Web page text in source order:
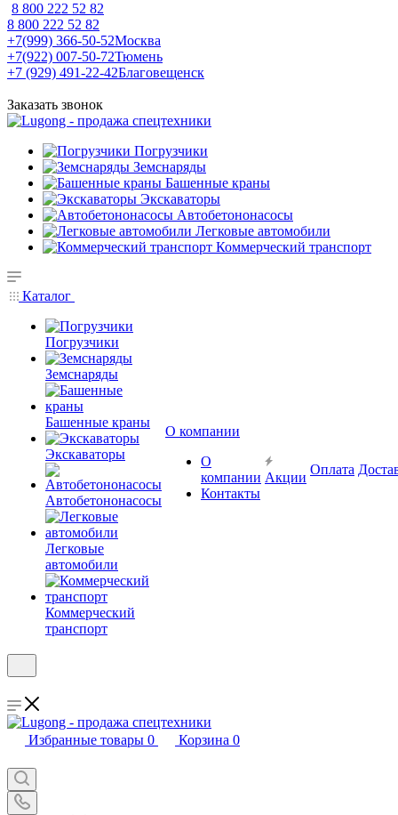
8 800 222 52 82
8 800 222 52 82
+7(999) 366-50-52Москва
+7(922) 007-50-72Тюмень
+7 (929) 491-22-42Благовещенск
Заказать звонок
Погрузчики
Земснаряды
Башенные краны
Экскаваторы
Автобетононасосы
Легковые автомобили
Коммерческий транспорт
Каталог
Погрузчики
Земснаряды
Башенные краны
Экскаваторы
Автобетононасосы
Легковые
автомобили
Коммерческий
транспорт
О компании
О
компании
Контакты
Акции
Оплата
Избранные товары 0 Корзина 0